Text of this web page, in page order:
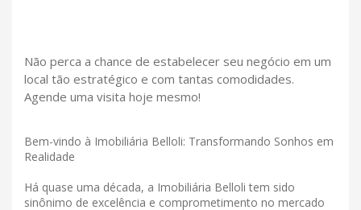
Não perca a chance de estabelecer seu negócio em um
local tão estratégico e com tantas comodidades.
Agende uma visita hoje mesmo!
Bem-vindo à Imobiliária Belloli: Transformando Sonhos em
Realidade
Há quase uma década, a Imobiliária Belloli tem sido
sinônimo de excelência e comprometimento no mercado